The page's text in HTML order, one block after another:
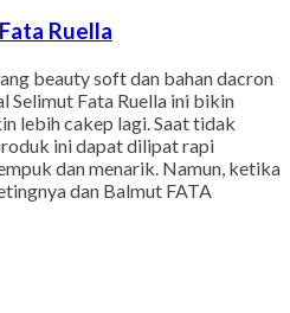
Ruella
beauty soft dan bahan dacron
Selimut Fata Ruella ini bikin
lebih cakep lagi. Saat tidak
ini dapat dilipat rapi
dan menarik. Namun, ketika
dan Balmut FATA